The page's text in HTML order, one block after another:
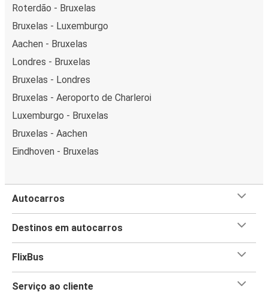
Roterdão - Bruxelas
Bruxelas - Luxemburgo
Aachen - Bruxelas
Londres - Bruxelas
Bruxelas - Londres
Bruxelas - Aeroporto de Charleroi
Luxemburgo - Bruxelas
Bruxelas - Aachen
Eindhoven - Bruxelas
Autocarros
Destinos em autocarros
FlixBus
Serviço ao cliente